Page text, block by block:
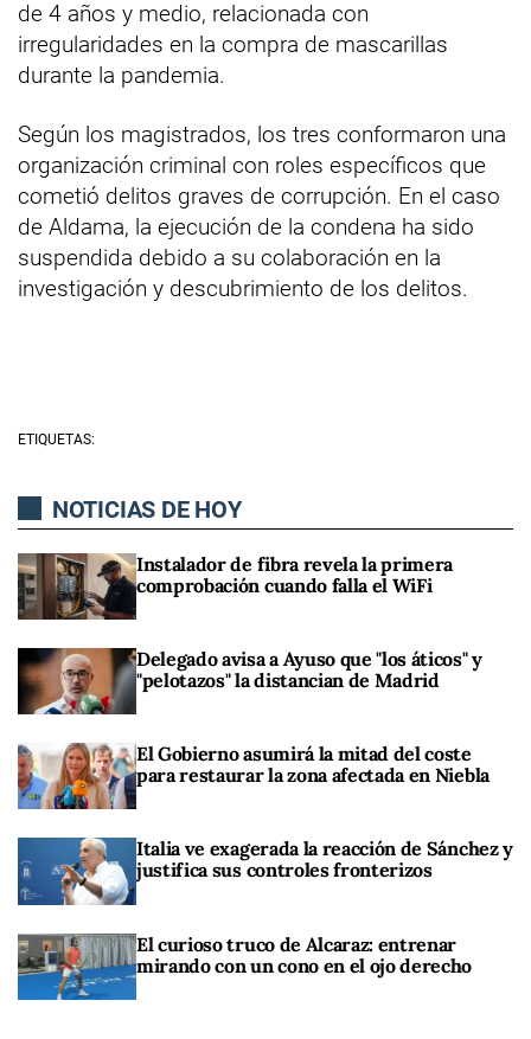
de 4 años y medio, relacionada con
irregularidades en la compra de mascarillas
durante la pandemia.
Según los magistrados, los tres conformaron una
organización criminal con roles específicos que
cometió delitos graves de corrupción. En el caso
de Aldama, la ejecución de la condena ha sido
suspendida debido a su colaboración en la
investigación y descubrimiento de los delitos.
ETIQUETAS:
NOTICIAS DE HOY
Instalador de fibra revela la primera
comprobación cuando falla el WiFi
Delegado avisa a Ayuso que "los áticos" y
"pelotazos" la distancian de Madrid
El Gobierno asumirá la mitad del coste
para restaurar la zona afectada en Niebla
Italia ve exagerada la reacción de Sánchez y
justifica sus controles fronterizos
El curioso truco de Alcaraz: entrenar
mirando con un cono en el ojo derecho